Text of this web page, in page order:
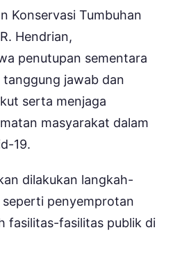
Konservasi Tumbuhan
Hendrian,
penutupan sementara
jawab dan
serta menjaga
masyarakat dalam
19.
dilakukan langkah-
penyemprotan
fasilitas-fasilitas publik di